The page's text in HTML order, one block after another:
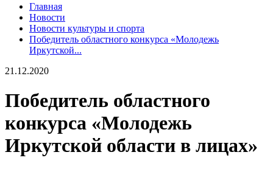
Главная
Новости
Новости культуры и спорта
Победитель областного конкурса «Молодежь
Иркутской...
21.12.2020
Победитель областного
конкурса «Молодежь
Иркутской области в лицах»